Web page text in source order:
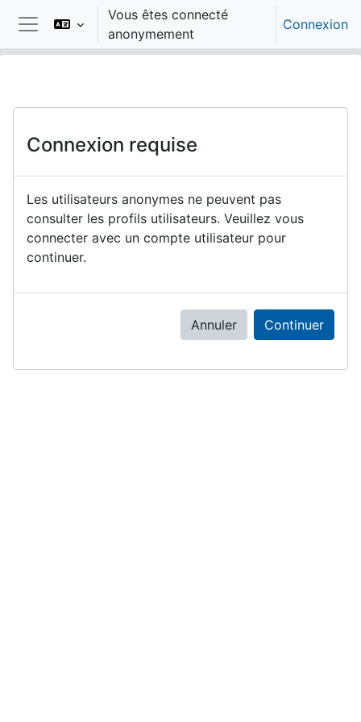
Passer au contenu principal
Panneau latéral
Vous êtes connecté
anonymement
Connexion
Connexion requise
Les utilisateurs anonymes ne peuvent pas
consulter les profils utilisateurs. Veuillez vous
connecter avec un compte utilisateur pour
continuer.
Annuler Continuer